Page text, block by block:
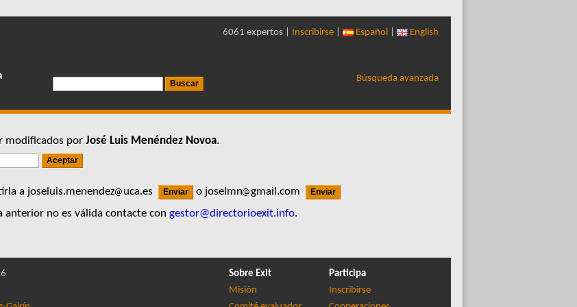
6061 expertos | Inscribirse Español English
Búsqueda avanzada
modificados por José Luis Menéndez Novoa.
a joseluis.menendez uca.es o joselmn
gmail.com
anterior no es válida contacte con gestor@directorioexit.info.
Sobre Exit
Misión
Participa
Inscribirse